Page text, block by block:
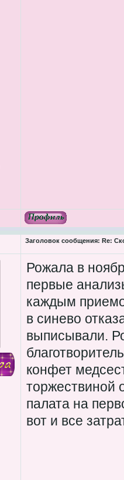
Заголовок сообщения: Re:
Рожала в
первые
каждым
в синево
выписывали.
конфет
торжествиной
палата на
вот и все